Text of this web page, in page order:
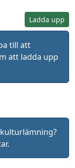
Ladda upp
till att
att ladda upp